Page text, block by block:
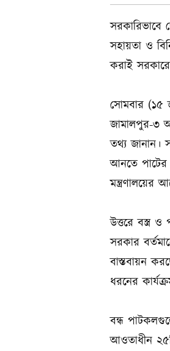
সরকারিভাবে
সহায়তা ও
করাই
সোমবার (১৫
জামালপুর-৩
তথ্য জানান।
আনতে পাটের
মন্ত্রণালয়ের
উত্তরে বস্ত্র
সরকার
বাস্তবায়ন
ধরনের
বন্ধ
আওতাধীন